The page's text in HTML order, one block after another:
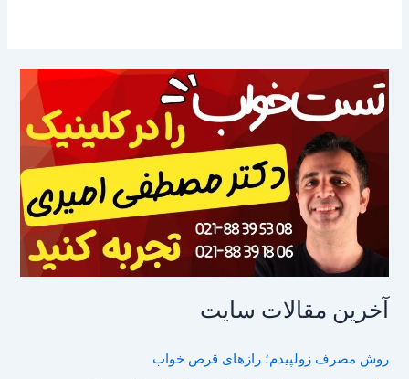
آخرین مقالات سایت
روش مصرف زولپیدم؛ رازهای قرص خواب